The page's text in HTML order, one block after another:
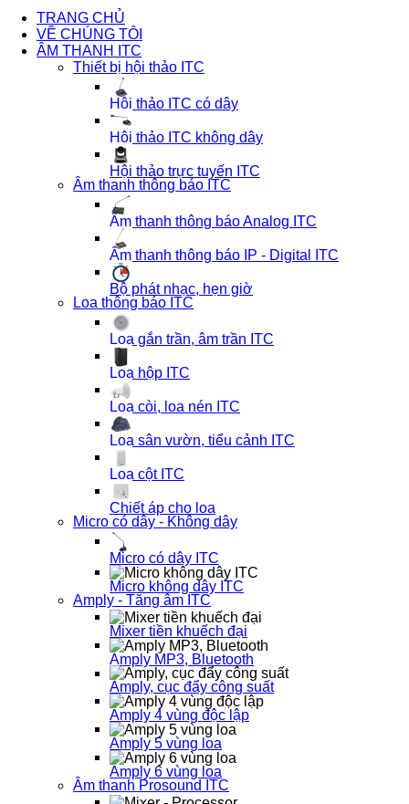
TRANG CHỦ
VỀ CHÚNG TÔI
ÂM THANH ITC
Thiết bị hội thảo ITC
Hội thảo ITC có dây
Hội thảo ITC không dây
Hội thảo trực tuyến ITC
Âm thanh thông báo ITC
Âm thanh thông báo Analog ITC
Âm thanh thông báo IP - Digital ITC
Bộ phát nhạc, hẹn giờ
Loa thông báo ITC
Loa gắn trần, âm trần ITC
Loa hộp ITC
Loa còi, loa nén ITC
Loa sân vườn, tiểu cảnh ITC
Loa cột ITC
Chiết áp cho loa
Micro có dây - Không dây
Micro có dây ITC
Micro không dây ITC
Amply - Tăng âm ITC
Mixer tiền khuếch đại
Amply MP3, Bluetooth
Amply, cục đẩy công suất
Amply 4 vùng độc lập
Amply 5 vùng loa
Amply 6 vùng loa
Âm thanh Prosound ITC